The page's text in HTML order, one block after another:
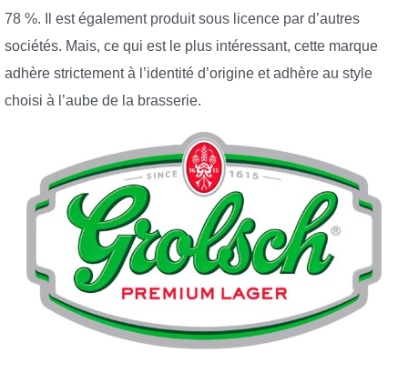
78 %. Il est également produit sous licence par d’autres
sociétés. Mais, ce qui est le plus intéressant, cette marque
adhère strictement à l’identité d’origine et adhère au style
choisi à l’aube de la brasserie.